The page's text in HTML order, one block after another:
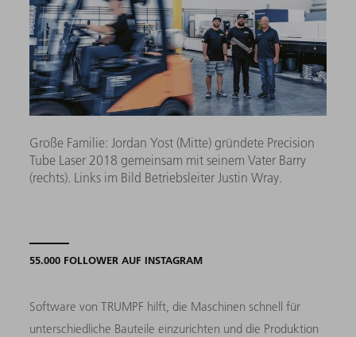
Große Familie: Jordan Yost (Mitte) gründete Precision
Tube Laser 2018 gemeinsam mit seinem Vater Barry
(rechts). Links im Bild Betriebsleiter Justin Wray.
55.000 FOLLOWER AUF INSTAGRAM
Software von TRUMPF hilft, die Maschinen schnell für
unterschiedliche Bauteile einzurichten und die Produktion